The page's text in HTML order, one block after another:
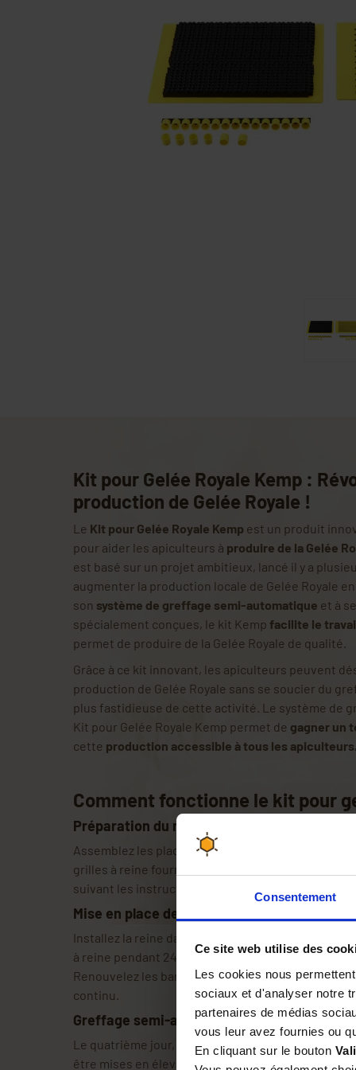
Consentement
Ce site web utilise des
Les cookies nous
sociaux et d'analyser notre
partenaires de médias
vous leur avez fournies ou
En cliquant sur le bouton
Kit pour Gelée Royale Kemp :
production de Gelée Royale !
Le Kit pour Gelée Royale Kemp est un produit
pour aider les apiculteurs à produire de la Gelée
est basé sur un projet ambitieux, lancé il y a
augmenter la production locale de Gelée Royale
son système de greffage semi-automatique et à
spécialement conçues, le kit Kemp facilite le
permet de produire de la Gelée Royale de qualité.
Grâce à ce kit innovant, les apiculteurs peuvent
production de Gelée Royale sans se soucier du
plus fastidieuse de cette activité. Le système de
Kit pour Gelée Royale Kemp permet de gagner un
cette production accessible à tous les
Comment fonctionne le kit pour
Préparation du matériel :
Assemblez les plaques alvéolées de 720 cellules,
grilles à reine fournies dans le kit. Préparez les
suivant les instructions détaillées.
Mise en place de la reine :
Installez la reine dans le cadre de ponte,
à reine pendant 24 heures pour la première fois,
Renouvelez les barrettes 15 plots toutes les 24
continu.
Greffage semi-automatique :
Le quatrième jour, récupérez les barrettes 15
être mises en élevage pour la production de Gelée